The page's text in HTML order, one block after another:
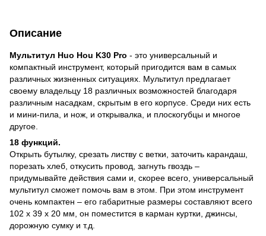
Описание
Мультитул Huo Hou K30 Pro - это универсальный и
компактный инструмент, который пригодится вам в самых
различных жизненных ситуациях. Мультитул предлагает
своему владельцу 18 различных возможностей благодаря
различным насадкам, скрытым в его корпусе. Среди них есть
и мини-пила, и нож, и открывалка, и плоскогубцы и многое
другое.
18 функций.
Открыть бутылку, срезать листву с ветки, заточить карандаш,
порезать хлеб, откусить провод, загнуть гвоздь –
придумывайте действия сами и, скорее всего, универсальный
мультитул сможет помочь вам в этом. При этом инструмент
очень компактен – его габаритные размеры составляют всего
102 х 39 х 20 мм, он поместится в карман куртки, джинсы,
дорожную сумку и т.д.